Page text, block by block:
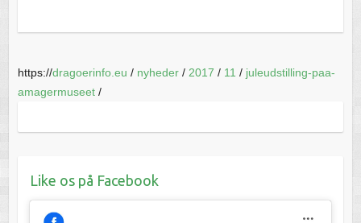
https://dragoerinfo.eu / nyheder/ 2017 / 11 / juleudstilling-paa-
amagermuseet/
Like os på Facebook